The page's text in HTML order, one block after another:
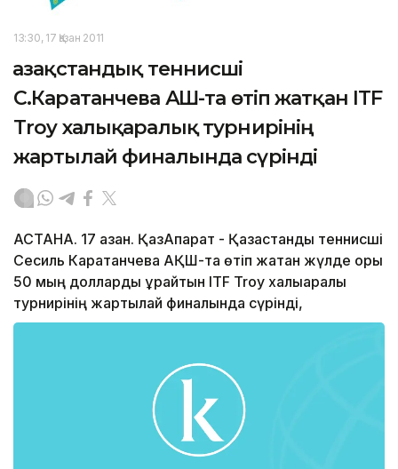
13:30, 17 Қазан 2011
Қазақстандық теннисші
С.Каратанчева АҚШ-та өтіп жатқан ITF
Troy халықаралық турнирінің
жартылай финалында сүрінді
АСТАНА. 17 қазан. ҚазАқпарат - Қазақстандық теннисші
Сесиль Каратанчева АҚШ-та өтіп жатқан жүлде қоры
50 мың долларды құрайтын ITF Troy халықаралық
турнирінің жартылай финалында сүрінді,